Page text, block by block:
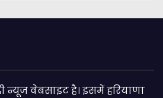
न्यूज वेबसाइट है। इसमें हरियाणा